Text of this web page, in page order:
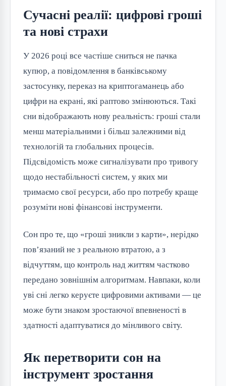
Сучасні реалії: цифрові гроші
та нові страхи
У 2026 році все частіше сниться не пачка
купюр, а повідомлення в банківському
застосунку, переказ на криптогаманець або
цифри на екрані, які раптово змінюються. Такі
сни відображають нову реальність: гроші стали
менш матеріальними і більш залежними від
технологій та глобальних процесів.
Підсвідомість може сигналізувати про тривогу
щодо нестабільності систем, у яких ми
тримаємо свої ресурси, або про потребу краще
розуміти нові фінансові інструменти.
Сон про те, що «гроші зникли з карти», нерідко
пов’язаний не з реальною втратою, а з
відчуттям, що контроль над життям частково
передано зовнішнім алгоритмам. Навпаки, коли
уві сні легко керуєте цифровими активами — це
може бути знаком зростаючої впевненості в
здатності адаптуватися до мінливого світу.
Як перетворити сон на
інструмент зростання